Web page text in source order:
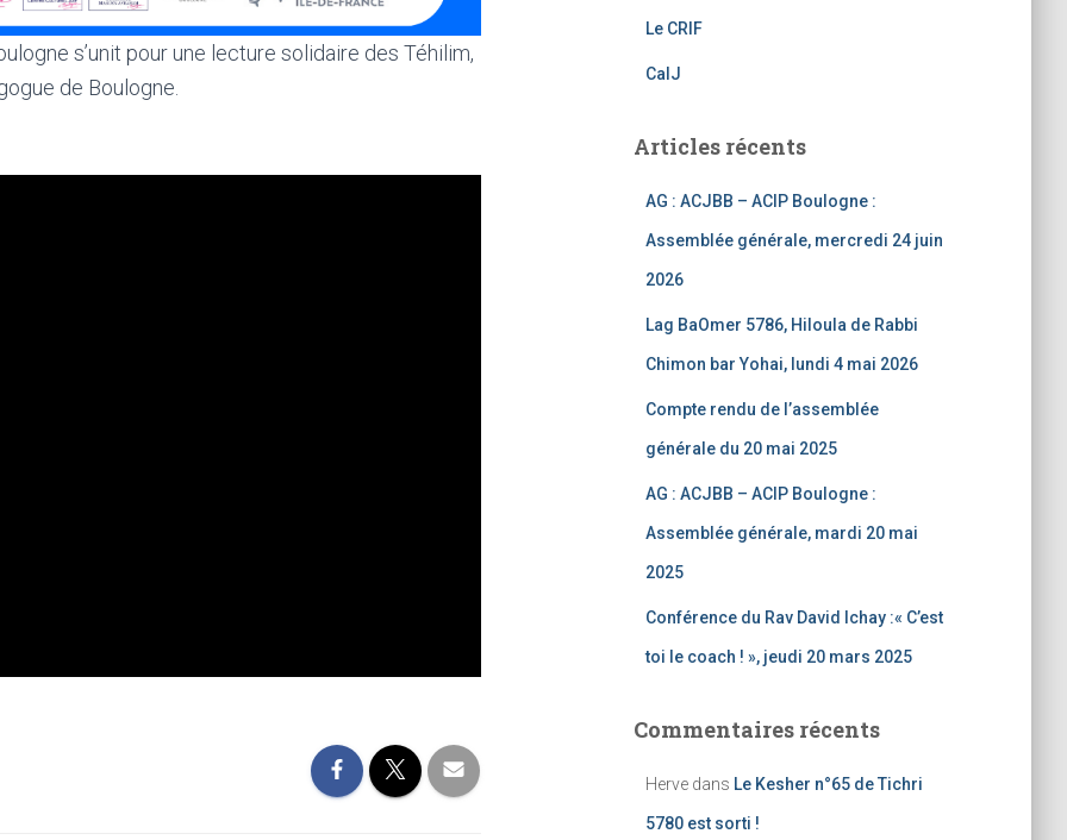
s’unit pour une lecture solidaire des Téhilim,
de Boulogne.
Le CRIF
CalJ
Articles récents
AG : ACJBB – ACIP Boulogne :
Assemblée générale, mercredi 24 juin
2026
Lag BaOmer 5786, Hiloula de Rabbi
Chimon bar Yohai, lundi 4 mai 2026
Compte rendu de l’assemblée
générale du 20 mai 2025
AG : ACJBB – ACIP Boulogne :
Assemblée générale, mardi 20 mai
2025
Conférence du Rav David Ichay :« C’est
toi le coach ! », jeudi 20 mars 2025
Commentaires récents
Hervedans Le Kesher n°65 de Tichri
5780 est sorti !